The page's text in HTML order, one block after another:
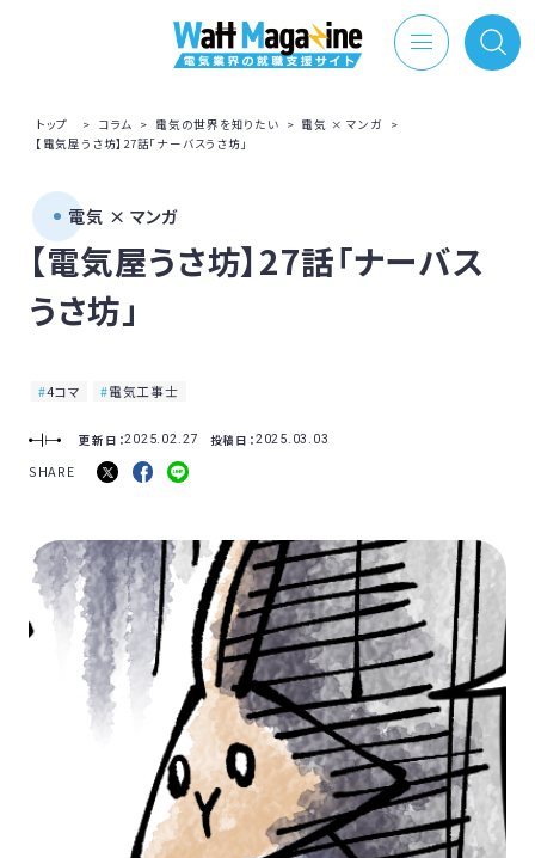
トップ > コラム > 電気の世界を知りたい > 電気 × マンガ
>
【電気屋うさ坊】27話「ナーバスうさ坊」
電気 × マンガ
【電気屋うさ坊】27話「ナーバス
うさ坊」
4コマ 電気工事士
更新日：2025.02.27 投稿日：2025.03.03
SHARE